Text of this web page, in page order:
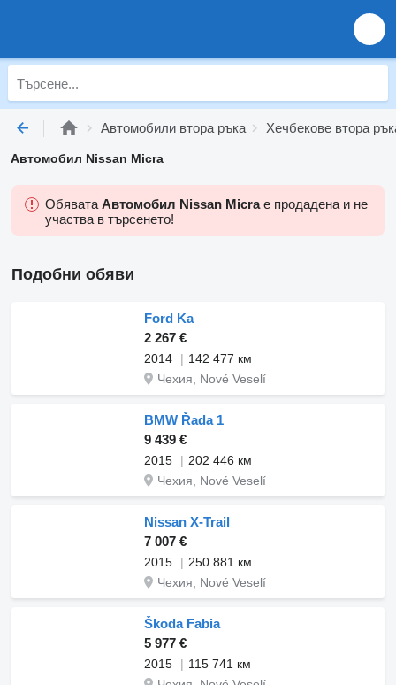
Автомобили втора ръка Хечбекове втора
Автомобил Nissan Micra
Обявата Автомобил Nissan Micraе продадена и не
участва в търсенето!
Подобни обяви
Ford Ka
2 267 €
2014
142 477 км
Чехия, Nové Veselí
BMW Řada 1
9 439 €
2015
202 446 км
Чехия, Nové Veselí
Nissan X-Trail
7 007 €
2015
250 881 км
Чехия, Nové Veselí
Škoda Fabia
5 977 €
2015
115 741 км